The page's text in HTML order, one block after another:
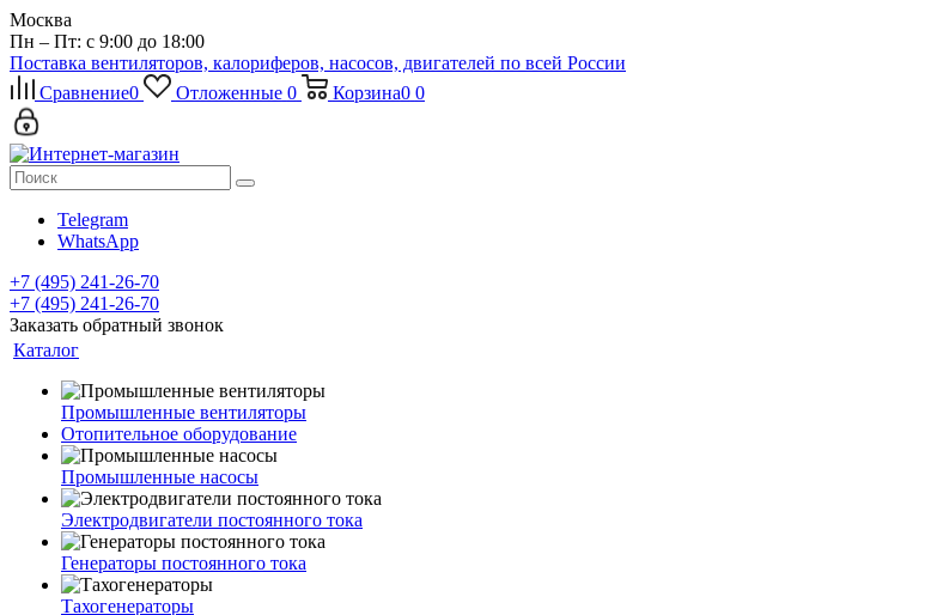
Москва
Пн – Пт: с 9:00 до 18:00
Поставка вентиляторов, калориферов, насосов, двигателей по всей России
Сравнение0 Отложенные 0 Корзина0 0
Telegram
WhatsApp
+7 (495) 241-26-70
+7 (495) 241-26-70
Заказать обратный звонок
Каталог
Промышленные вентиляторы
Отопительное оборудование
Промышленные насосы
Электродвигатели постоянного тока
Генераторы постоянного тока
Тахогенераторы